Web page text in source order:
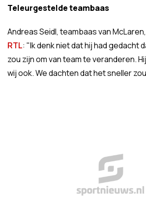
Teleurgestelde teambaas
Andreas Seidl, teambaas van
RTL: "Ik denk niet dat hij had gedacht
zou zijn om van team te veranderen.
wij ook. We dachten dat het sneller